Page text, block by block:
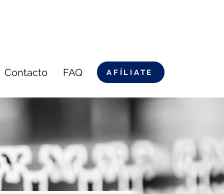
Contacto FAQ AFÍLIATE